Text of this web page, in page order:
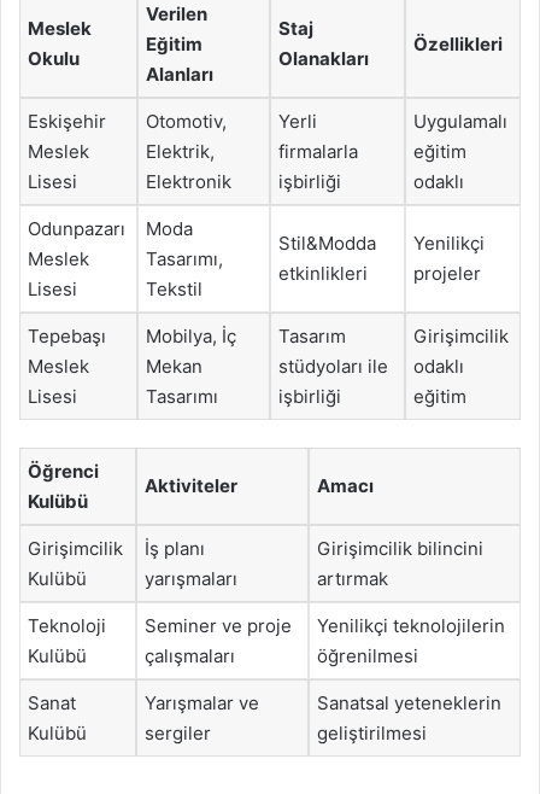
Meslek
Okulu
Verilen
Eğitim
Alanları
Staj
Olanakları
Özellikleri
Eskişehir
Meslek
Lisesi
Otomotiv,
Elektrik,
Elektronik
Yerli
firmalarla
işbirliği
Uygulamalı
eğitim
odaklı
Odunpazarı
Meslek
Lisesi
Moda
Tasarımı,
Tekstil
Stil&Modda
etkinlikleri
Yenilikçi
projeler
Tepebaşı
Meslek
Lisesi
Mobilya, İç
Mekan
Tasarımı
Tasarım
stüdyoları ile
işbirliği
Girişimcilik
odaklı
eğitim
Öğrenci
Kulübü
Aktiviteler Amacı
Girişimcilik
Kulübü
İş planı
yarışmaları
Girişimcilik bilincini
artırmak
Teknoloji
Kulübü
Seminer ve proje
çalışmaları
Yenilikçi teknolojilerin
öğrenilmesi
Sanat
Kulübü
Yarışmalar ve
sergiler
Sanatsal yeteneklerin
geliştirilmesi